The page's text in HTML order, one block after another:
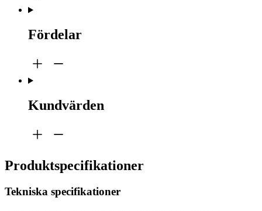
Fördelar
Kundvärden
Produktspecifikationer
Tekniska specifikationer